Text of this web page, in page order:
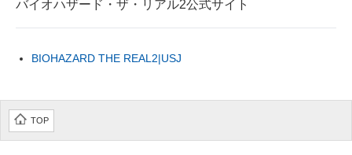
バイオハザード・ザ・リアル2公式サイト
BIOHAZARD THE REAL2|USJ
TOP